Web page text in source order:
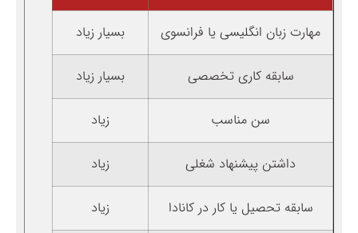
مهارت زبان انگلیسی یا فرانسوی بسیار زیاد
سابقه کاری تخصصی بسیار زیاد
سن مناسب زیاد
داشتن پیشنهاد شغلی زیاد
سابقه تحصیل یا کار در کانادا زیاد